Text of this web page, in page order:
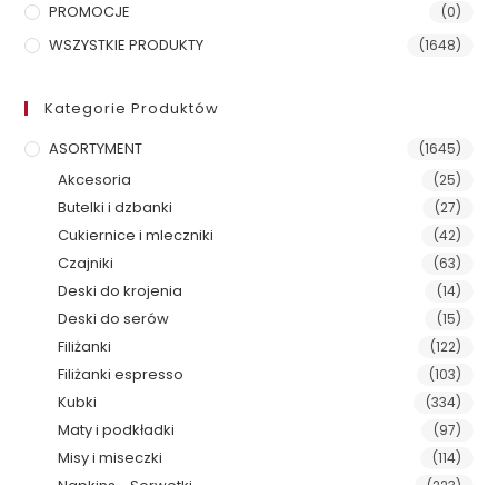
PROMOCJE (0)
WSZYSTKIE PRODUKTY (1648)
Kategorie Produktów
ASORTYMENT
(1645)
Akcesoria (25)
Butelki i dzbanki (27)
Cukiernice i mleczniki (42)
Czajniki (63)
Deski do krojenia (14)
Deski do serów (15)
Filiżanki (122)
Filiżanki espresso (103)
Kubki (334)
Maty i podkładki (97)
Misy i miseczki (114)